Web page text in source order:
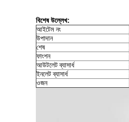
বিশেষ উল্লেখ:
আইটেম নং
উপাদান
শেষ
ফাংশন
আউটলেট ব্যাসার্ধ
ইনলেট ব্যাসার্ধ
ওজন